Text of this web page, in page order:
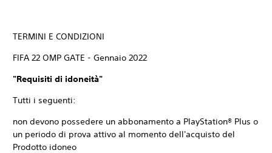
TERMINI E CONDIZIONI
FIFA 22 OMP GATE - Gennaio 2022
"Requisiti di idoneità"
Tutti i seguenti:
non devono possedere un abbonamento a PlayStation® Plus o
un periodo di prova attivo al momento dell'acquisto del
Prodotto idoneo